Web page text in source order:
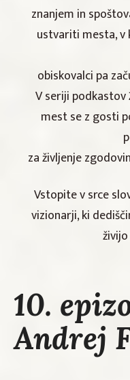
znanjem in
ustvariti mesta,
obiskovalci pa
V seriji podkastov
mest se z gosti
za življenje
Vstopite v srce
vizionarji, ki
10.
Andrej